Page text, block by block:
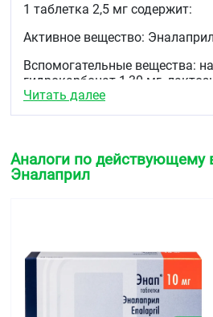
1 таблетка 2,5 мг содержит:
Активное вещество:
Вспомогательные вещества:
гидрокарбонат 1,30 мг,
мг, крахмал кукурузный 11,20
мг, тальк 3,00 мг, магния
Активное вещество:
Активное вещество:
Читать далее
Аналоги по действующему
Эналаприл